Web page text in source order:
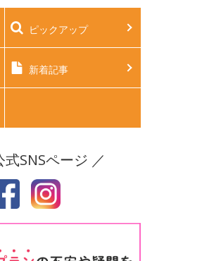
生後3ヶ月
生後5ヶ月
生後11ヶ月
4才
ピックアップ
新着記事
SNSページ ／